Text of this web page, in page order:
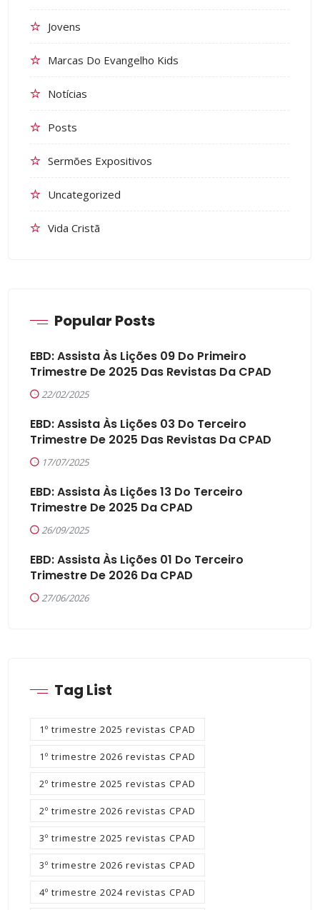
Jovens
Marcas Do Evangelho Kids
Notícias
Posts
Sermões Expositivos
Uncategorized
Vida Cristã
Popular Posts
EBD: Assista Às Lições 09 Do Primeiro
Trimestre De 2025 Das Revistas Da CPAD
22/02/2025
EBD: Assista Às Lições 03 Do Terceiro
Trimestre De 2025 Das Revistas Da CPAD
17/07/2025
EBD: Assista Às Lições 13 Do Terceiro
Trimestre De 2025 Da CPAD
26/09/2025
EBD: Assista Às Lições 01 Do Terceiro
Trimestre De 2026 Da CPAD
27/06/2026
Tag List
1º trimestre 2025 revistas CPAD
1º trimestre 2026 revistas CPAD
2º trimestre 2025 revistas CPAD
2º trimestre 2026 revistas CPAD
3º trimestre 2025 revistas CPAD
3º trimestre 2026 revistas CPAD
4º trimestre 2024 revistas CPAD